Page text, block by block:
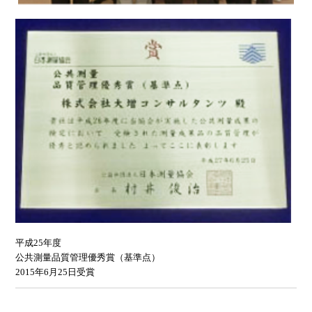
平成25年度
公共測量品質管理優秀賞（基準点）
2015年6月25日受賞